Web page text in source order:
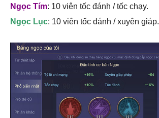
Ngọc Tím: 10 viên tốc đánh / tốc chạy.
Ngọc Lục: 10 viên tốc đánh / xuyên giáp.